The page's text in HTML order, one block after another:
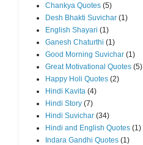
Chankya Quotes (5)
Desh Bhakti Suvichar (1)
English Shayari (1)
Ganesh Chaturthi (1)
Good Morning Suvichar (1)
Great Motivational Quotes (5)
Happy Holi Quotes (2)
Hindi Kavita (4)
Hindi Story (7)
Hindi Suvichar (34)
Hindi and English Quotes (1)
Indara Gandhi Quotes (1)